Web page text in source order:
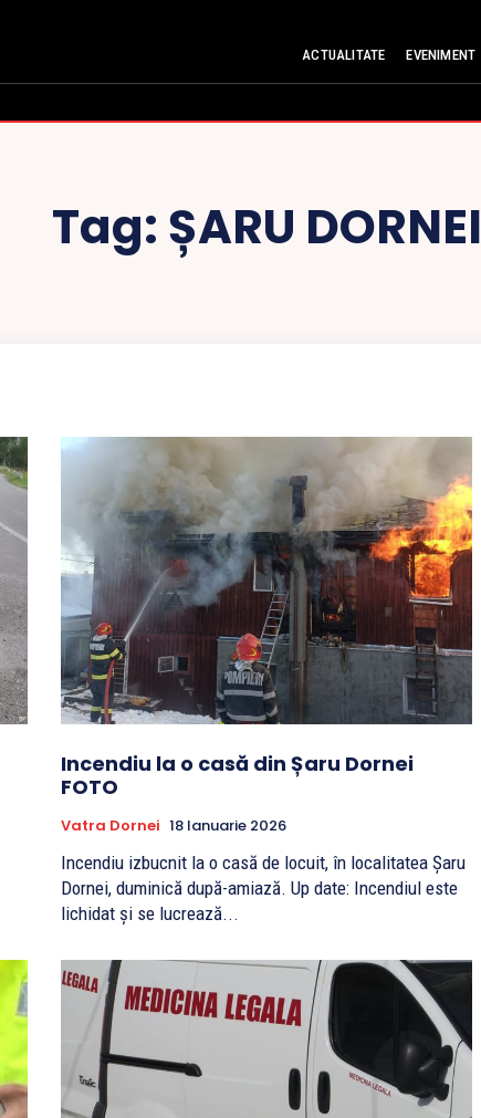
ACTUALITATE EVENIMENT
Tag: ȘARU DORNEI
Incendiu la o casă din Șaru Dornei
FOTO
Vatra Dornei 18 Ianuarie 2026
Incendiu izbucnit la o casă de locuit, în localitatea Șaru
Dornei, duminică după-amiază. Up date: Incendiul este
lichidat și se lucrează...